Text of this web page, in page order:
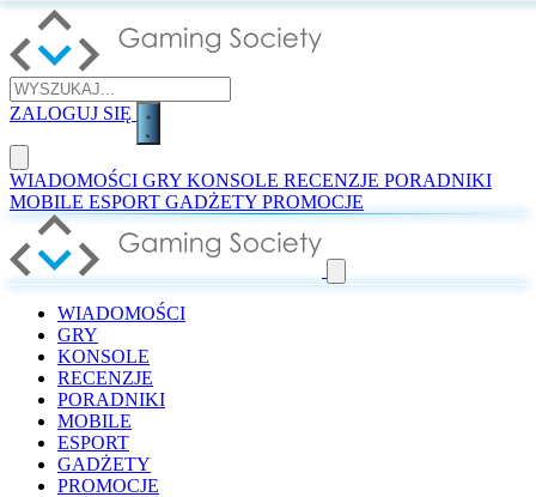
ZALOGUJ SIĘ
WIADOMOŚCI GRY KONSOLE RECENZJE PORADNIKI
MOBILE ESPORT GADŻETY PROMOCJE
WIADOMOŚCI
GRY
KONSOLE
RECENZJE
PORADNIKI
MOBILE
ESPORT
GADŻETY
PROMOCJE